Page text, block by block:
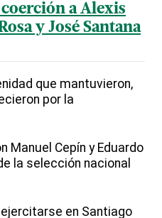
a Alexis
y José Santana
que mantuvieron,
por la
Manuel Cepín y Eduardo
la selección nacional
en Santiago